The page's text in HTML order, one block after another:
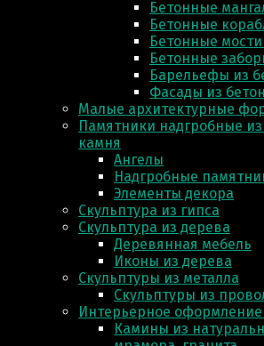
Бетонные
Бетонные
Бетонные
Бетонные
Барельефы из
Фасады из
Малые архитектурные
Памятники надгробные
камня
Ангелы
Надгробные
Элементы декора
Скульптура из гипса
Скульптура из деревa
Деревянная мебель
Иконы из дерева
Скульптуры из металла
Скульптуры из
Интерьерное
Камины из